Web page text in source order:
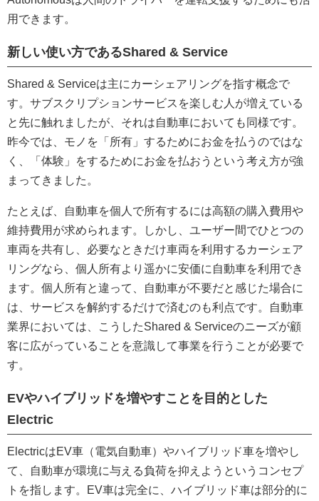
用できます。
新しい使い方であるShared & Service
Shared & Serviceは主にカーシェアリングを指す概念で
す。サブスクリプションサービスを楽しむ人が増えている
と先に触れましたが、それは自動車においても同様です。
昨今では、モノを「所有」するためにお金を払うのではな
く、「体験」をするためにお金を払おうという考え方が強
まってきました。
たとえば、自動車を個人で所有するには高額の購入費用や
維持費用が求められます。しかし、ユーザー間でひとつの
車両を共有し、必要なときだけ車両を利用するカーシェア
リングなら、個人所有より遥かに安価に自動車を利用でき
ます。個人所有と違って、自動車が不要だと感じた場合に
は、サービスを解約するだけで済むのも利点です。自動車
業界においては、こうしたShared & Serviceのニーズが顧
客に広がっていることを意識して事業を行うことが必要で
す。
EVやハイブリッドを増やすことを目的とした
Electric
ElectricはEV車（電気自動車）やハイブリッド車を増やし
て、自動車が環境に与える負荷を抑えようというコンセプ
トを指します。EV車は完全に、ハイブリッド車は部分的に